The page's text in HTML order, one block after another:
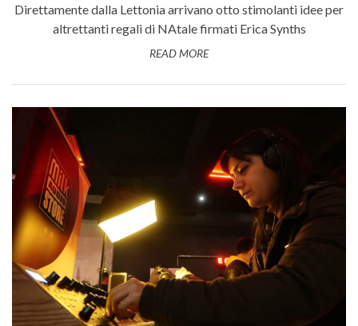
Direttamente dalla Lettonia arrivano otto stimolanti idee per
altrettanti regali di NAtale firmati Erica Synths
READ MORE